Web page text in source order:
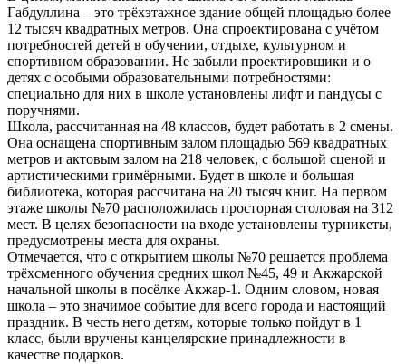
Габдуллина – это трёхэтажное здание общей площадью более
12 тысяч квадратных метров. Она спроектирована с учётом
потребностей детей в обучении, отдыхе, культурном и
спортивном образовании. Не забыли проектировщики и о
детях с особыми образовательными потребностями:
специально для них в школе установлены лифт и пандусы с
поручнями.
Школа, рассчитанная на 48 классов, будет работать в 2 смены.
Она оснащена спортивным залом площадью 569 квадратных
метров и актовым залом на 218 человек, с большой сценой и
артистическими гримёрными. Будет в школе и большая
библиотека, которая рассчитана на 20 тысяч книг. На первом
этаже школы №70 расположилась просторная столовая на 312
мест. В целях безопасности на входе установлены турникеты,
предусмотрены места для охраны.
Отмечается, что с открытием школы №70 решается проблема
трёхсменного обучения средних школ №45, 49 и Акжарской
начальной школы в посёлке Акжар-1. Одним словом, новая
школа – это значимое событие для всего города и настоящий
праздник. В честь него детям, которые только пойдут в 1
класс, были вручены канцелярские принадлежности в
качестве подарков.